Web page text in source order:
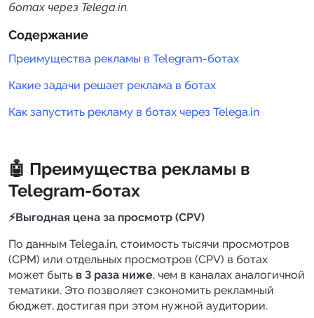
ботах через Telega.in.
Содержание
Преимущества рекламы в Telegram-ботах
Какие задачи решает реклама в ботах
Как запустить рекламу в ботах через Telega.in
🤖 Преимущества рекламы в
Telegram-ботах
⚡️Выгодная цена за просмотр (CPV)
По данным Telega.in, стоимость тысячи просмотров
(CPM) или отдельных просмотров (CPV) в ботах
может быть в 3 раза ниже, чем в каналах аналогичной
тематики. Это позволяет сэкономить рекламный
бюджет, достигая при этом нужной аудитории.